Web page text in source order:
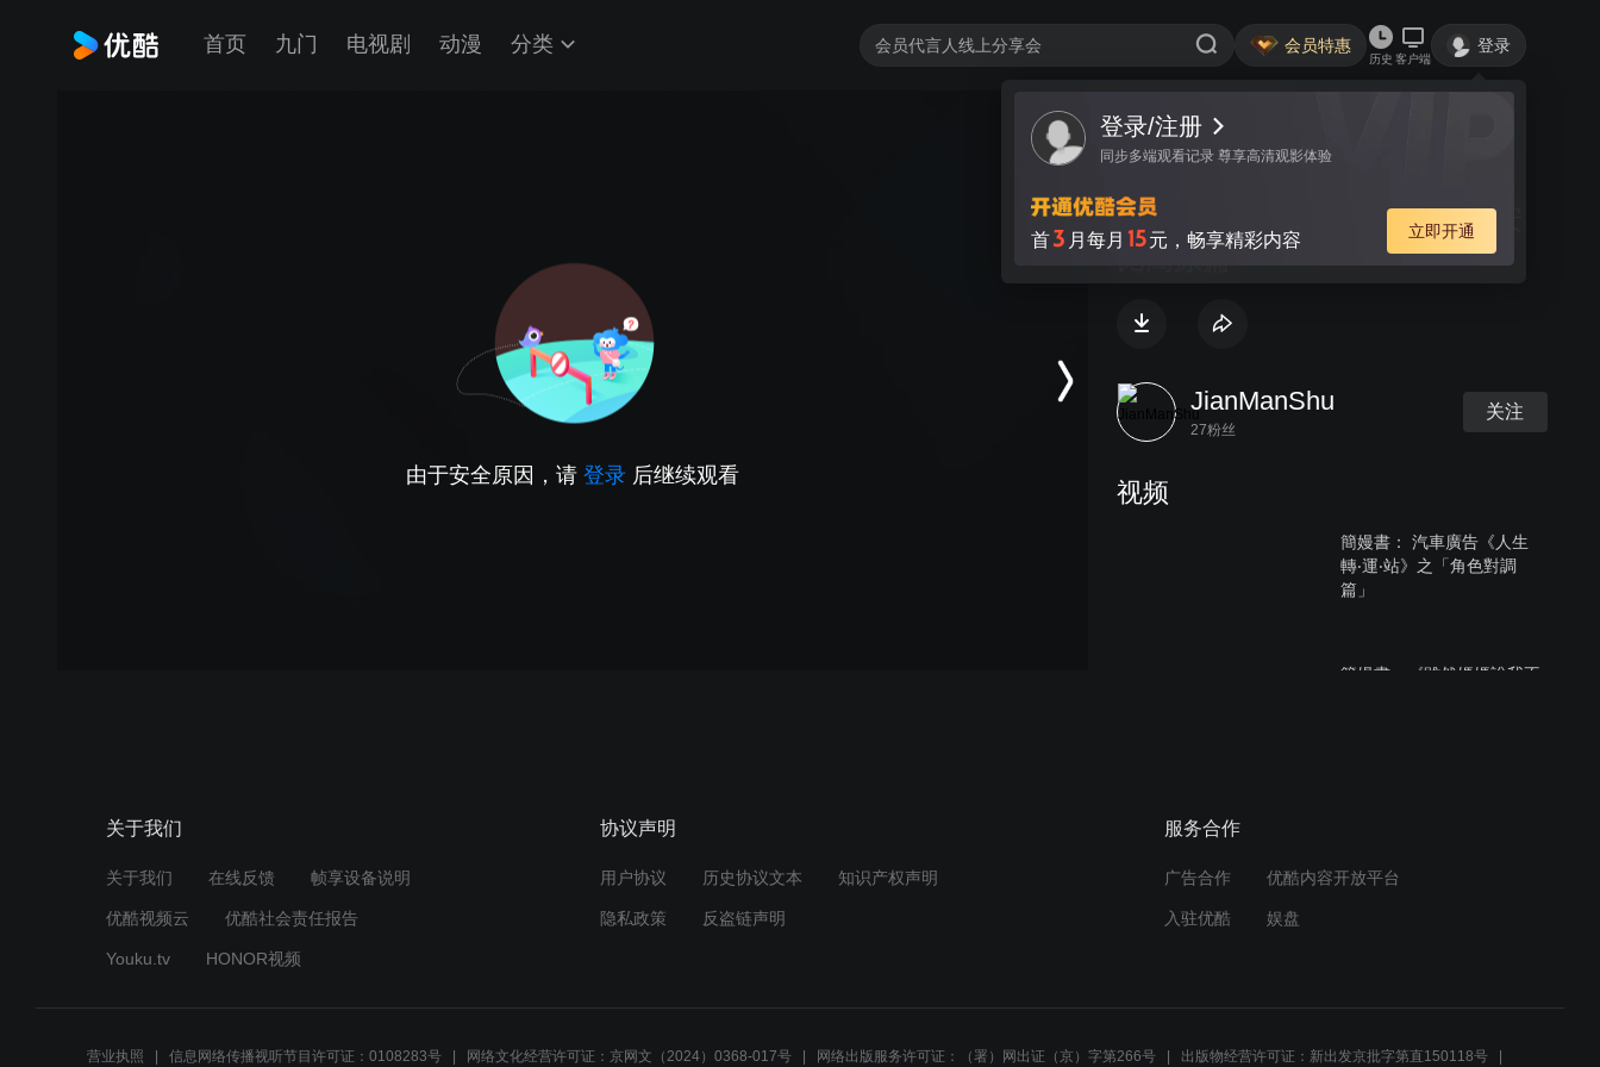
首页 九门 电视剧 动漫 分类 会员特惠
历史 客户端
登录
登录/注册
同步多端观看记录 尊享高清观影体验
首3 月每月 15元，畅享精彩内容 立即开通
由于安全原因，请 登录 后继续观看
视频 讨论
簡嫚書：日本北東北宣傳 #07 安
比高原篇
JianManShu
27粉丝
关注
视频
簡嫚書： 汽車廣告《人生
轉‧運‧站》之「角色對調
篇」
簡嫚書：《雖然媽媽說我不
关于我们
关于我们 在线反馈 帧享设备说明
优酷视频云 优酷社会责任报告
Youku.tv HONOR视频
协议声明
用户协议 历史协议文本 知识产权声明
隐私政策 反盗链声明
服务合作
广告合作 优酷内容开放平台
入驻优酷 娱盘
营业执照 信息网络传播视听节目许可证：0108283号 网络文化经营许可证：京网文（2024）0368-017号 网络出版服务许可证：（署）网出证（京）字第266号 出版物经营许可证：新出发京批字第直150118号